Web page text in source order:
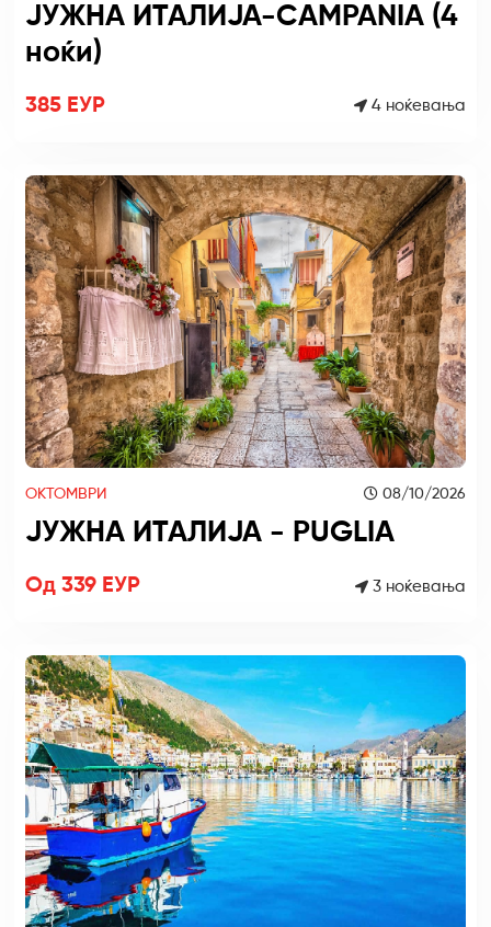
ЈУЖНА ИТАЛИЈА-CAMPANIA (4
ноќи)
385 ЕУР 4 ноќевања
ОКТОМВРИ 08/10/2026
ЈУЖНА ИТАЛИЈА - PUGLIA
Од 339 ЕУР 3 ноќевања